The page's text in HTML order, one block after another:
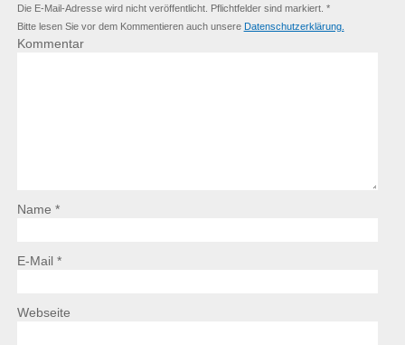
Die E-Mail-Adresse wird nicht veröffentlicht. Pflichtfelder sind markiert. *
Bitte lesen Sie vor dem Kommentieren auch unsere Datenschutzerklärung.
Kommentar
Name *
E-Mail *
Webseite